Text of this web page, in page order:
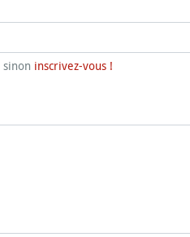
sinon inscrivez-vous !